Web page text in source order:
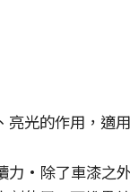
光的作用，適
力 • 除了車漆之